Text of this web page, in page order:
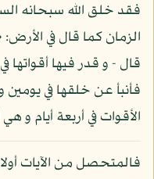
فقد خلق الله سبحانه
الزمان كما قال في
فأنبأ عن خلقها في
الأقوات في أربعة أيام و
فالمتحصل من الآيات